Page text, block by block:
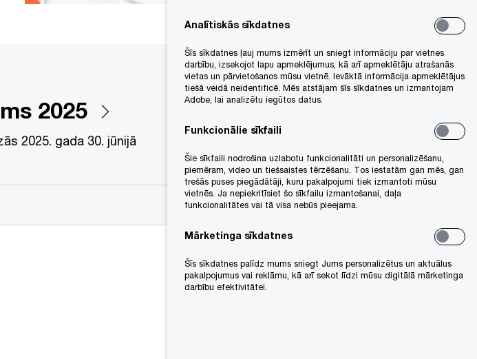
2025
2025. gada 30. jūnijā
Analītiskās sīkdatnes
Šīs sīkdatnes ļauj mums izmērīt un sniegt informāciju par vietnes
darbību, izsekojot lapu apmeklējumus, kā arī apmeklētāju atrašanās
vietas un pārvietošanos mūsu vietnē. Ievāktā informācija apmeklētājus
tiešā veidā neidentificē. Mēs atstājam šīs sīkdatnes un izmantojam
Adobe, lai analizētu iegūtos datus.
Funkcionālie sīkfaili
Šie sīkfaili nodrošina uzlabotu funkcionalitāti un personalizēšanu,
piemēram, video un tiešsaistes tērzēšanu. Tos iestatām gan mēs, gan
trešās puses piegādātāji, kuru pakalpojumi tiek izmantoti mūsu
vietnēs. Ja nepiekritīsiet šo sīkfailu izmantošanai, daļa
funkcionalitātes vai tā visa nebūs pieejama.
Mārketinga sīkdatnes
Šīs sīkdatnes palīdz mums sniegt Jums personalizētus un aktuālus
pakalpojumus vai reklāmu, kā arī sekot līdzi mūsu digitālā mārketinga
darbību efektivitātei.